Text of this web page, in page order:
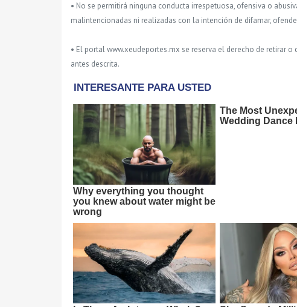
• No se permitirá ninguna conducta irrespetuosa, ofensiva o
malintencionadas ni realizadas con la intención de difamar,
• El portal www.xeudeportes.mx se reserva el derecho de retirar
antes descrita.